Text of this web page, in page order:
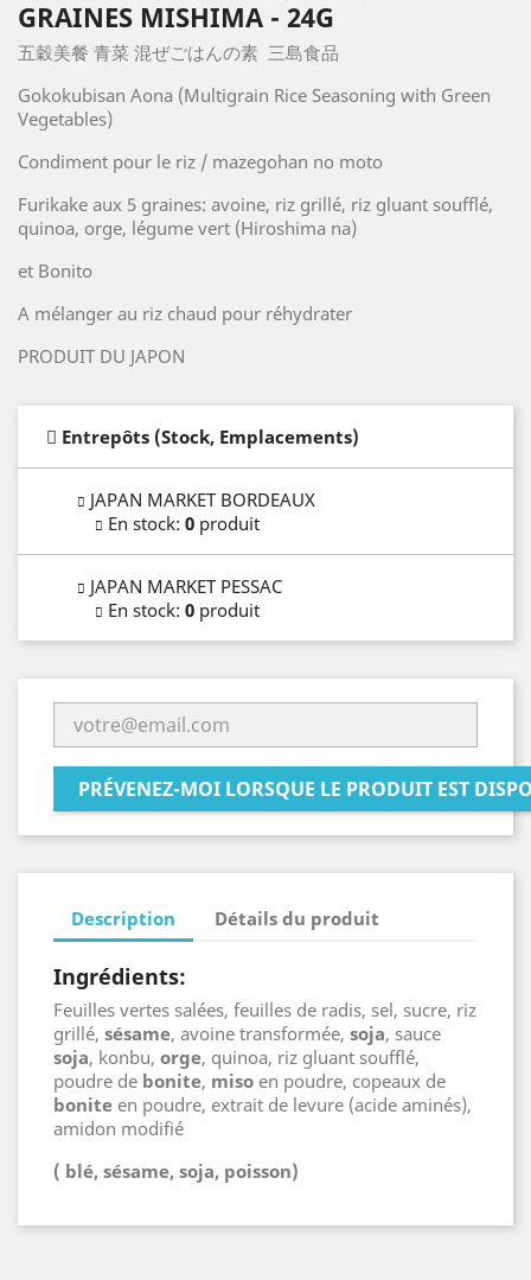
GRAINES MISHIMA - 24G
五穀美餐 青菜 混ぜごはんの素 三島食品
Gokokubisan Aona (Multigrain Rice Seasoning with Green
Vegetables)
Condiment pour le riz / mazegohan no moto
Furikake aux 5 graines: avoine, riz grillé, riz gluant soufflé,
quinoa, orge, légume vert (Hiroshima na)
et Bonito
A mélanger au riz chaud pour réhydrater
PRODUIT DU JAPON
Entrepôts (Stock, Emplacements)
JAPAN MARKET BORDEAUX
En stock: 0 produit
JAPAN MARKET PESSAC
En stock: 0 produit
PRÉVENEZ-MOI LORSQUE LE PRODUIT EST
Description Détails du produit
Ingrédients:
Feuilles vertes salées, feuilles de radis, sel, sucre, riz
grillé, sésame, avoine transformée, soja, sauce
soja, konbu, orge, quinoa, riz gluant soufflé,
poudre de bonite, miso en poudre, copeaux de
bonite en poudre, extrait de levure (acide aminés),
amidon modifié
( blé, sésame, soja, poisson)